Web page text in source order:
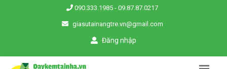
090.333.1985 - 09.87.87.0217
giasutainangtre.vn@gmail.com
Đăng nhập